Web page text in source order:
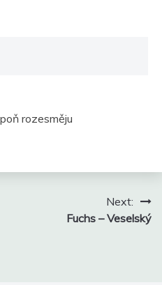
rozesměju
Next:
Fuchs – Veselský